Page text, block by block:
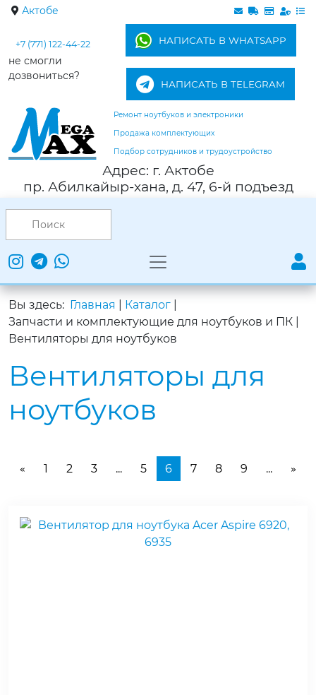
Актобе
+7 (771) 122-44-22
не смогли
дозвониться?
НАПИСАТЬ В WHATSAPP
НАПИСАТЬ В TELEGRAM
Ремонт ноутбуков и электроники
Продажа комплектующих
Подбор сотрудников и трудоустройство
Адрес: г. Актобе
пр. Абилкайыр-хана, д. 47, 6-й подъезд
Вы здесь: Главная Каталог
Запчасти и комплектующие для ноутбуков и ПК
Вентиляторы для ноутбуков
Вентиляторы для
ноутбуков
« 1 2 3 ... 5 6 7 8 9 ... »